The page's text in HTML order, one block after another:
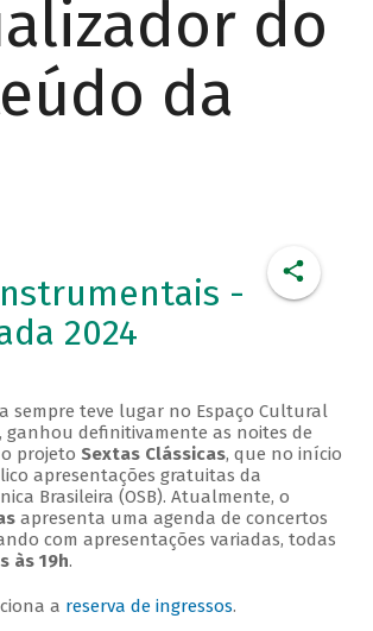
do
da
-
2024
sempre teve lugar no Espaço Cultural
ganhou definitivamente as noites de
projeto Sextas Clássicas, que no início
apresentações gratuitas da
Brasileira (OSB). Atualmente, o
apresenta uma agenda de concertos
com apresentações variadas, todas
às 19h.
a reserva de ingressos.